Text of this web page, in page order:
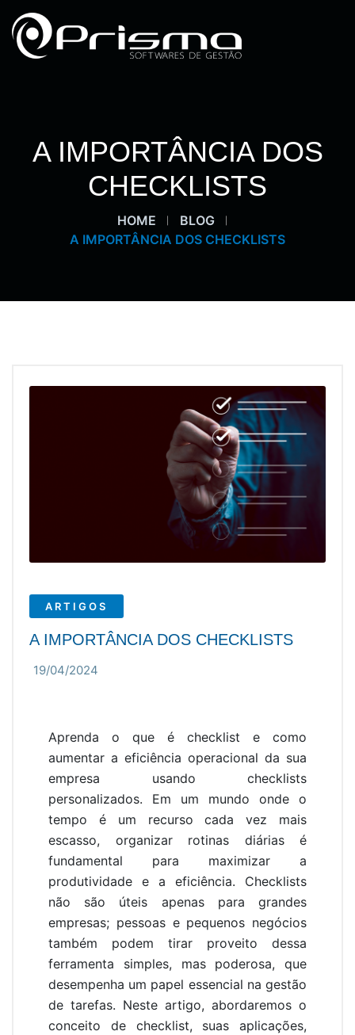
A IMPORTÂNCIA DOS
CHECKLISTS
HOME
BLOG
A IMPORTÂNCIA DOS CHECKLISTS
ARTIGOS
A IMPORTÂNCIA DOS CHECKLISTS
19/04/2024
Aprenda o que é checklist e como
aumentar a eficiência operacional da sua
empresa usando checklists
personalizados. Em um mundo onde o
tempo é um recurso cada vez mais
escasso, organizar rotinas diárias é
fundamental para maximizar a
produtividade e a eficiência. Checklists
não são úteis apenas para grandes
empresas; pessoas e pequenos negócios
também podem tirar proveito dessa
ferramenta simples, mas poderosa, que
desempenha um papel essencial na gestão
de tarefas. Neste artigo, abordaremos o
conceito de checklist, suas aplicações,